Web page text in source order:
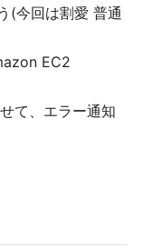
(今回は割愛 普通
EC2
て、エラー通知